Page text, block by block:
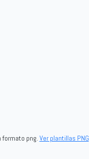
formato png. Ver plantillas PNG